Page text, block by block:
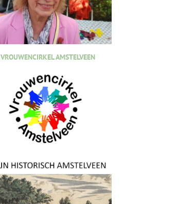
VROUWENCIRKEL AMSTELVEEN